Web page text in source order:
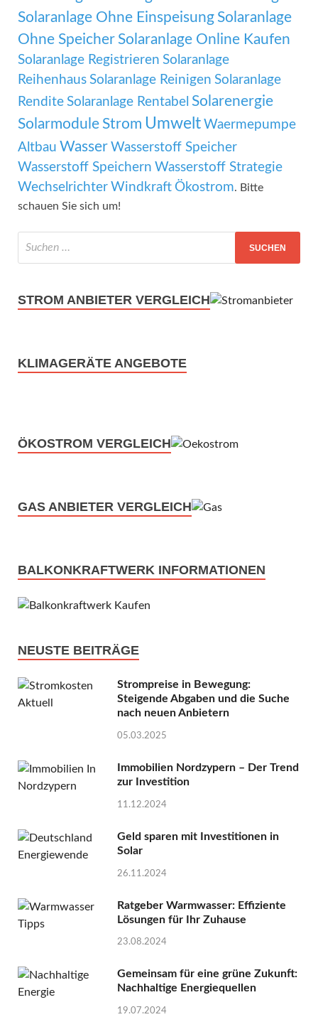
Solaranlage Ohne Einspeisung Solaranlage
Ohne Speicher Solaranlage Online Kaufen
Solaranlage Registrieren Solaranlage
Reihenhaus Solaranlage Reinigen Solaranlage
Rendite Solaranlage Rentabel Solarenergie
Solarmodule Strom Umwelt Waermepumpe
Altbau Wasser Wasserstoff Speicher
Wasserstoff Speichern Wasserstoff Strategie
Wechselrichter Windkraft Ökostrom. Bitte
schauen Sie sich um!
STROM ANBIETER VERGLEICH
KLIMAGERÄTE ANGEBOTE
ÖKOSTROM VERGLEICH
GAS ANBIETER VERGLEICH
BALKONKRAFTWERK INFORMATIONEN
NEUSTE BEITRÄGE
Strompreise in Bewegung:
Steigende Abgaben und die Suche
nach neuen Anbietern
05.03.2025
Immobilien Nordzypern – Der Trend
zur Investition
11.12.2024
Geld sparen mit Investitionen in
Solar
26.11.2024
Ratgeber Warmwasser: Effiziente
Lösungen für Ihr Zuhause
23.08.2024
Gemeinsam für eine grüne Zukunft:
Nachhaltige Energiequellen
19.07.2024